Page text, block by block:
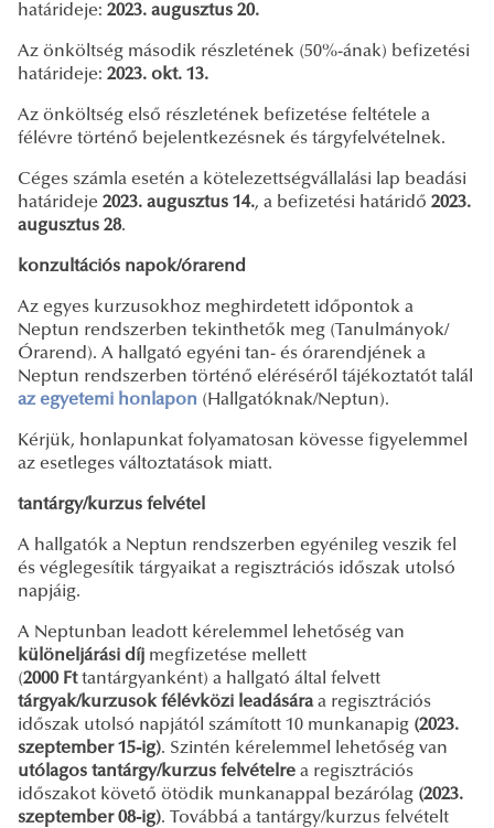
határideje: 2023. augusztus 20.
Az önköltség második részletének (50%-ának) befizetési
határideje: 2023. okt. 13.
Az önköltség első részletének befizetése feltétele a
félévre történő bejelentkezésnek és tárgyfelvételnek.
Céges számla esetén a kötelezettségvállalási lap beadási
határideje 2023. augusztus 14., a befizetési határidő 2023.
augusztus 28.
konzultációs napok/órarend
Az egyes kurzusokhoz meghirdetett időpontok a
Neptun rendszerben tekinthetők meg (Tanulmányok/
Órarend). A hallgató egyéni tan- és órarendjének a
Neptun rendszerben történő eléréséről tájékoztatót talál
az egyetemi honlapon (Hallgatóknak/Neptun).
Kérjük, honlapunkat folyamatosan kövesse figyelemmel
az esetleges változtatások miatt.
tantárgy/kurzus felvétel
A hallgatók a Neptun rendszerben egyénileg veszik fel
és véglegesítik tárgyaikat a regisztrációs időszak utolsó
napjáig.
A Neptunban leadott kérelemmel lehetőség van
különeljárási díj megfizetése mellett
(2000 Fttantárgyanként) a hallgató által felvett
tárgyak/kurzusok félévközi leadásáraa regisztrációs
időszak utolsó napjától számított 10 munkanapig (2023.
szeptember 15-ig). Szintén kérelemmel lehetőség van
utólagos tantárgy/kurzus felvételre a regisztrációs
időszakot követő ötödik munkanappal bezárólag (2023.
szeptember 08-ig). Továbbá a tantárgy/kurzus felvételt